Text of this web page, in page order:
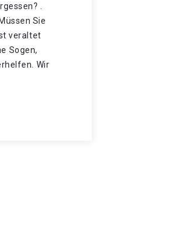
.
Sie
veraltet
Sogen,
Wir